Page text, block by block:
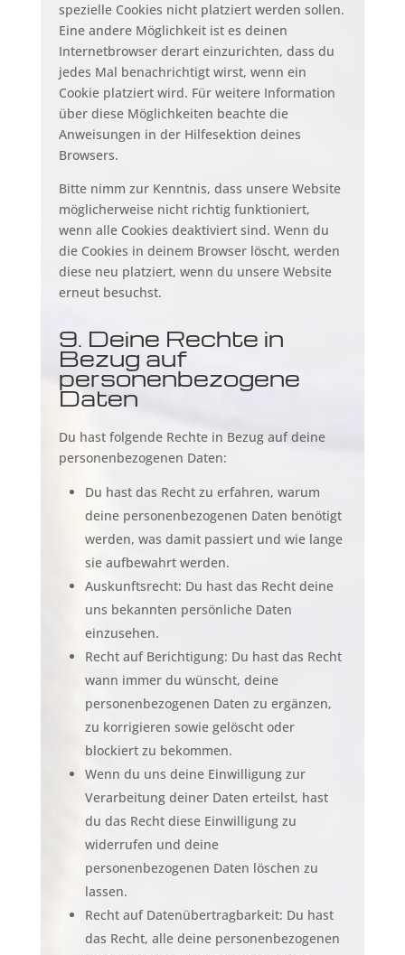
spezielle Cookies nicht platziert werden sollen.
Eine andere Möglichkeit ist es deinen
Internetbrowser derart einzurichten, dass du
jedes Mal benachrichtigt wirst, wenn ein
Cookie platziert wird. Für weitere Information
über diese Möglichkeiten beachte die
Anweisungen in der Hilfesektion deines
Browsers.
Bitte nimm zur Kenntnis, dass unsere Website
möglicherweise nicht richtig funktioniert,
wenn alle Cookies deaktiviert sind. Wenn du
die Cookies in deinem Browser löscht, werden
diese neu platziert, wenn du unsere Website
erneut besuchst.
9. Deine Rechte in
Bezug auf
personenbezogene
Daten
Du hast folgende Rechte in Bezug auf deine
personenbezogenen Daten:
Du hast das Recht zu erfahren, warum
deine personenbezogenen Daten benötigt
werden, was damit passiert und wie lange
sie aufbewahrt werden.
Auskunftsrecht: Du hast das Recht deine
uns bekannten persönliche Daten
einzusehen.
Recht auf Berichtigung: Du hast das Recht
wann immer du wünscht, deine
personenbezogenen Daten zu ergänzen,
zu korrigieren sowie gelöscht oder
blockiert zu bekommen.
Wenn du uns deine Einwilligung zur
Verarbeitung deiner Daten erteilst, hast
du das Recht diese Einwilligung zu
widerrufen und deine
personenbezogenen Daten löschen zu
lassen.
Recht auf Datenübertragbarkeit: Du hast
das Recht, alle deine personenbezogenen